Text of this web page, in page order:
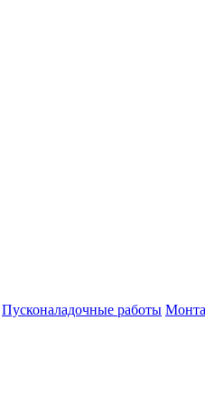
Пусконаладочные работы